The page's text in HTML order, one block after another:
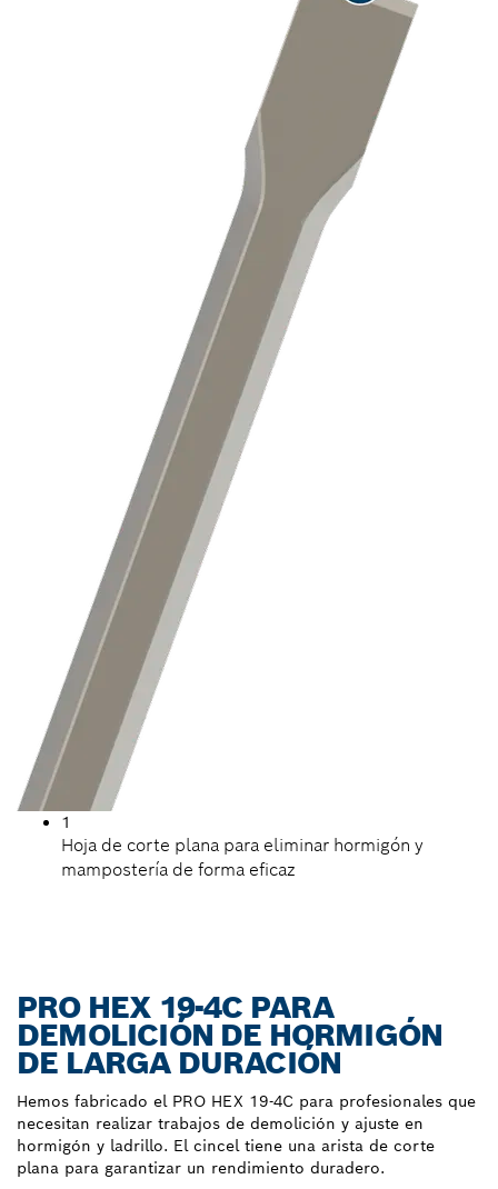
1
Hoja de corte plana para eliminar hormigón y
mampostería de forma eficaz
PRO HEX 19-4C PARA
DEMOLICIÓN DE HORMIGÓN
DE LARGA DURACIÓN
Hemos fabricado el PRO HEX 19-4C para profesionales que
necesitan realizar trabajos de demolición y ajuste en
hormigón y ladrillo. El cincel tiene una arista de corte
plana para garantizar un rendimiento duradero.